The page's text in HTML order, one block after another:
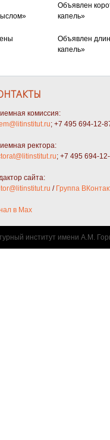
Объявлен
капель»
Объявлен
капель»
комиссия:
; +7 495 694-12-
ректора:
; +7 495 694-
сайта:
/ Группа
в Max
институт имени А.М.